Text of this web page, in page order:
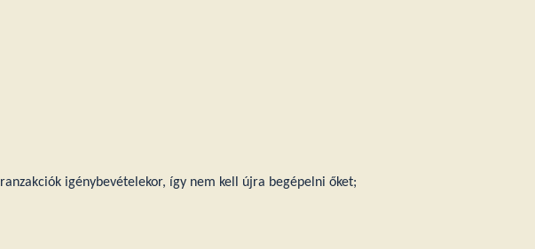
igénybevételekor, így nem kell újra begépelni őket;